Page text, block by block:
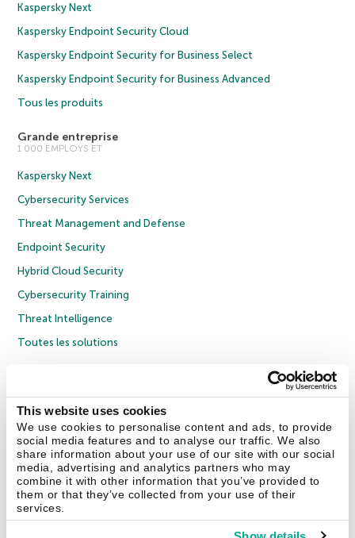
This website uses cookies
We use cookies to personalise content and ads, to provide
social media features and to analyse our traffic. We also
share information about your use of our site with our social
media, advertising and analytics partners who may
combine it with other information that you’ve provided to
them or that they’ve collected from your use of their
services.
Kaspersky Next
Kaspersky Endpoint Security Cloud
Kaspersky Endpoint Security for Business Select
Kaspersky Endpoint Security for Business Advanced
Tous les produits
Grande entreprise
1 000 EMPLOYS ET
Kaspersky Next
Cybersecurity Services
Threat Management and Defense
Endpoint Security
Hybrid Cloud Security
Cybersecurity Training
Threat Intelligence
Toutes les solutions
Politique de confidentialité
Politique anticorruption
Contrat de licence grand public
Contrat de licence entreprises
Cookies
Nous contacter À propos Partenaires Blog Communiqués de presse
Securelist Eugene Personal Blog Encyclopédie de Kaspersky